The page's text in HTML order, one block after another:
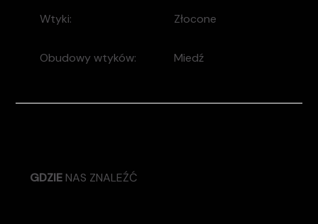
Wtyki: Złocone
Obudowy wtyków: Miedź
GDZIE NAS ZNALEŹĆ